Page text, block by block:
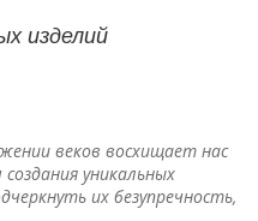
изделий
веков восхищает нас
уникальных
их безупречность,